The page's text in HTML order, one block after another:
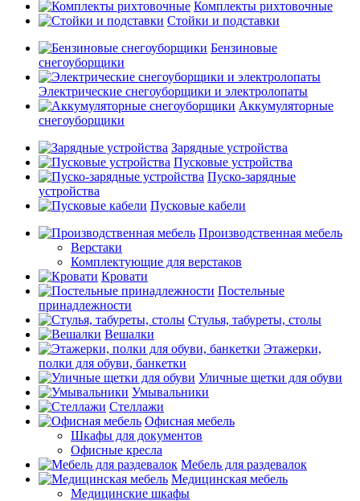
Комплекты рихтовочные
Стойки и подставки
Бензиновые
снегоуборщики
Электрические снегоуборщики и электролопаты
Аккумуляторные
снегоуборщики
Зарядные устройства
Пусковые устройства
Пуско-зарядные
устройства
Пусковые кабели
Производственная мебель
Верстаки
Комплектующие для верстаков
Кровати
Постельные
принадлежности
Стулья, табуреты, столы
Вешалки
Этажерки,
полки для обуви, банкетки
Уличные щетки для обуви
Умывальники
Стеллажи
Офисная мебель
Шкафы для документов
Офисные кресла
Мебель для раздевалок
Медицинская мебель
Медицинские шкафы